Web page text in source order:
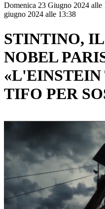
Domenica 23 Giugno 2024 alle
giugno 2024 alle 13:38
STINTINO,
NOBEL
«L'EINSTEIN
TIFO PER